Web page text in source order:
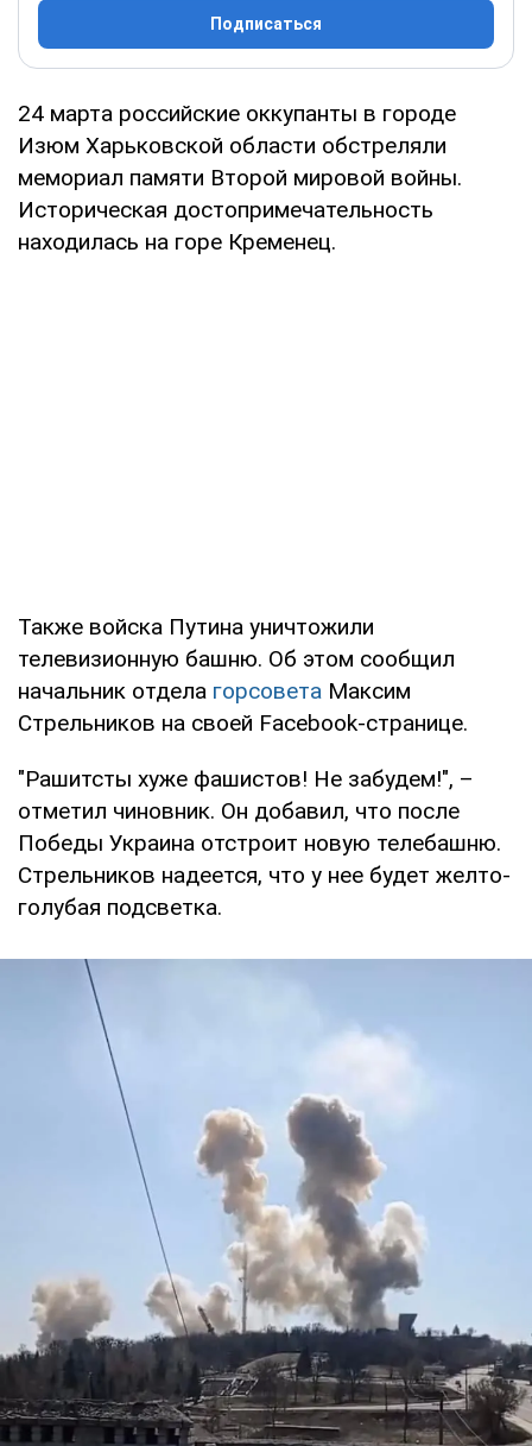
Подписаться
24 марта российские оккупанты в городе
Изюм Харьковской области обстреляли
мемориал памяти Второй мировой войны.
Историческая достопримечательность
находилась на горе Кременец.
Также войска Путина уничтожили
телевизионную башню. Об этом сообщил
начальник отдела горсовета Максим
Стрельников на своей Facebook-странице.
"Рашитсты хуже фашистов! Не забудем!", –
отметил чиновник. Он добавил, что после
Победы Украина отстроит новую телебашню.
Стрельников надеется, что у нее будет желто-
голубая подсветка.